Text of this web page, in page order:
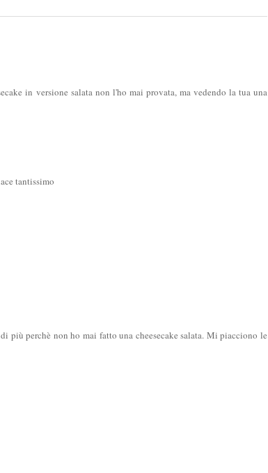
in versione salata non l'ho mai provata, ma vedendo la tua una
tantissimo
più perchè non ho mai fatto una cheesecake salata. Mi piacciono le